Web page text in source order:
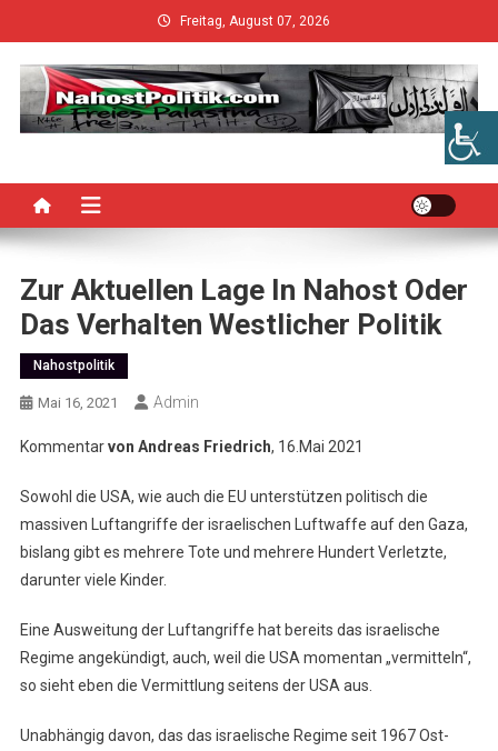
to
content
Freitag, August 07, 2026
Zur Aktuellen Lage In Nahost Oder
Das Verhalten Westlicher Politik
Nahostpolitik
Mai 16, 2021 Admin
Kommentarvon Andreas Friedrich, 16.Mai 2021
Sowohl die USA, wie auch die EU unterstützen politisch die
massiven Luftangriffe der israelischen Luftwaffe auf den Gaza,
bislang gibt es mehrere Tote und mehrere Hundert Verletzte,
darunter viele Kinder.
Eine Ausweitung der Luftangriffe hat bereits das israelische
Regime angekündigt, auch, weil die USA momentan „vermitteln“,
so sieht eben die Vermittlung seitens der USA aus.
Unabhängig davon, das das israelische Regime seit 1967 Ost-